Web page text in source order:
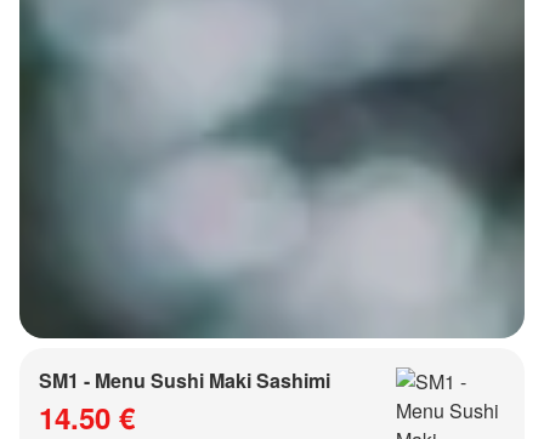
SM1 - Menu Sushi Maki Sashimi
14.50 €